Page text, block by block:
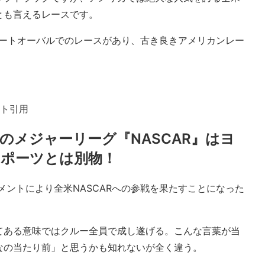
言えるレースです。
オーバルでのレースがあり、古き良きアメリカンレー
引用
メジャーリーグ『NASCAR』はヨ
ーツとは別物！
トにより全米NASCARへの参戦を果たすことになった
る意味ではクルー全員で成し遂げる。こんな言葉が当
当たり前」と思うかも知れないが全く違う。